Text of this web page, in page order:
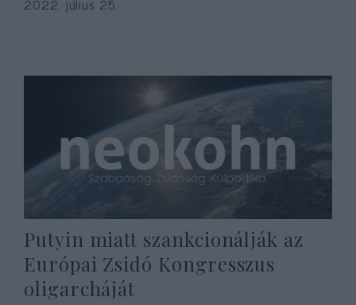
Putyin miatt szankcionálják az
Európai Zsidó Kongresszus
oligarcháját